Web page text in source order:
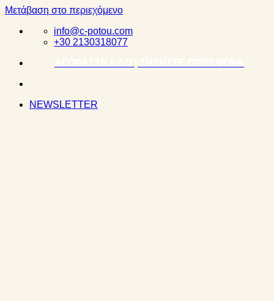
Μετάβαση στο περιεχόμενο
info@c-potou.com
+30 2130318077
NEWSLETTER